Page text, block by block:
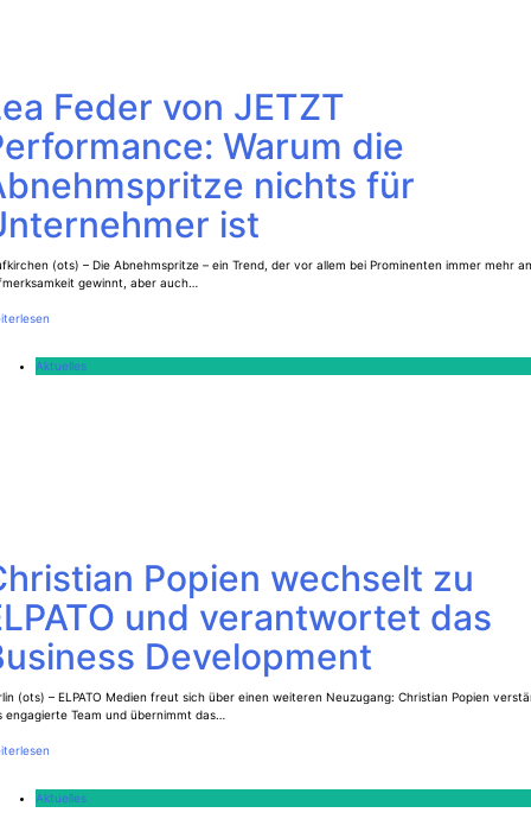
Feder von JETZT
Warum die
nichts für
ist
(ots) – Die Abnehmspritze – ein Trend, der vor allem bei Prominenten immer mehr an
gewinnt, aber auch…
Aktuelles
Popien wechselt zu
und verantwortet das
Development
(ots) – ELPATO Medien freut sich über einen weiteren Neuzugang: Christian Popien
engagierte Team und übernimmt das…
Aktuelles